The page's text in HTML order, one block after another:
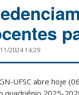
2024 14:29
UFSC abre hoje